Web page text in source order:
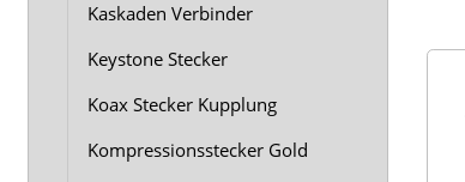
Kaskaden Verbinder
Keystone Stecker
Koax Stecker Kupplung
Kompressionsstecker Gold